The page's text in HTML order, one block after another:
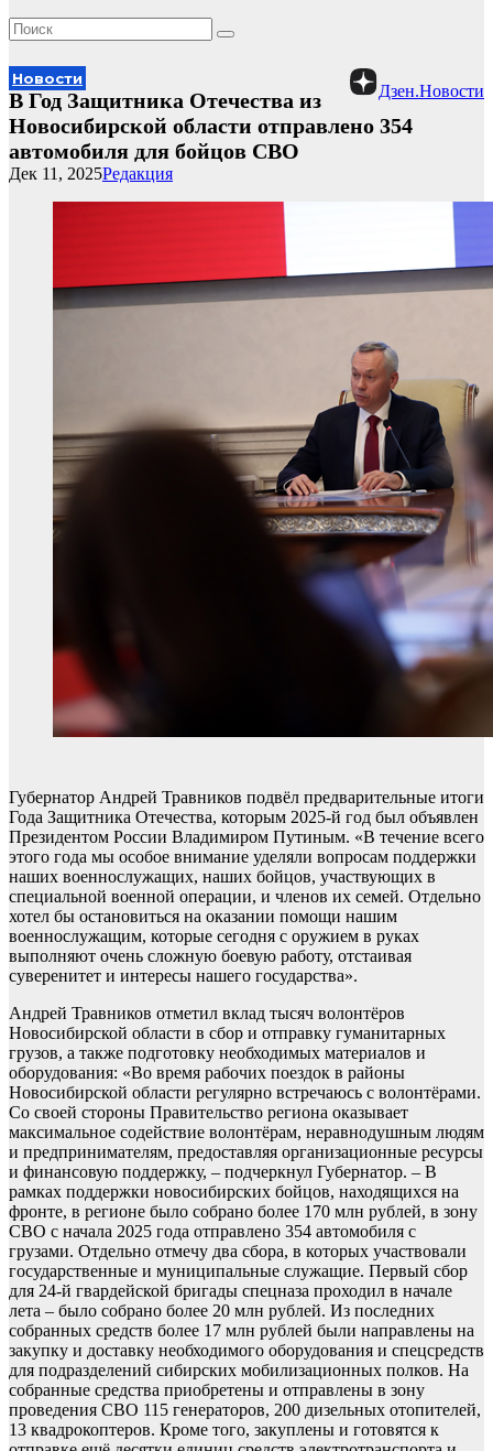
Дзен.Новости
Новости
В Год Защитника Отечества из
Новосибирской области отправлено 354
автомобиля для бойцов СВО
Редакция
Дек 11, 2025
Губернатор Андрей Травников подвёл предварительные итоги
Года Защитника Отечества, которым 2025-й год был объявлен
Президентом России Владимиром Путиным. «В течение всего
этого года мы особое внимание уделяли вопросам поддержки
наших военнослужащих, наших бойцов, участвующих в
специальной военной операции, и членов их семей. Отдельно
хотел бы остановиться на оказании помощи нашим
военнослужащим, которые сегодня с оружием в руках
выполняют очень сложную боевую работу, отстаивая
суверенитет и интересы нашего государства».
Андрей Травников отметил вклад тысяч волонтёров
Новосибирской области в сбор и отправку гуманитарных
грузов, а также подготовку необходимых материалов и
оборудования: «Во время рабочих поездок в районы
Новосибирской области регулярно встречаюсь с волонтёрами.
Со своей стороны Правительство региона оказывает
максимальное содействие волонтёрам, неравнодушным людям
и предпринимателям, предоставляя организационные ресурсы
и финансовую поддержку, – подчеркнул Губернатор. – В
рамках поддержки новосибирских бойцов, находящихся на
фронте, в регионе было собрано более 170 млн рублей, в зону
СВО с начала 2025 года отправлено 354 автомобиля с
грузами. Отдельно отмечу два сбора, в которых участвовали
государственные и муниципальные служащие. Первый сбор
для 24-й гвардейской бригады спецназа проходил в начале
лета – было собрано более 20 млн рублей. Из последних
собранных средств более 17 млн рублей были направлены на
закупку и доставку необходимого оборудования и спецсредств
для подразделений сибирских мобилизационных полков. На
собранные средства приобретены и отправлены в зону
проведения СВО 115 генераторов, 200 дизельных отопителей,
13 квадрокоптеров. Кроме того, закуплены и готовятся к